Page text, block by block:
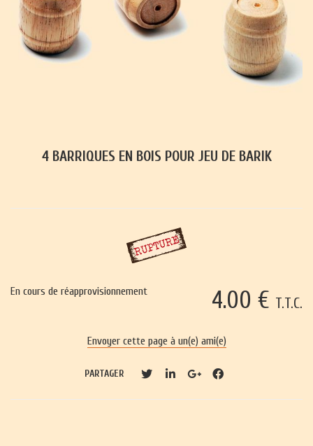
4 BARRIQUES EN BOIS POUR JEU DE BARIK
4.00 € T.T.C.
En cours de réapprovisionnement
Envoyer cette page à un(e) ami(e)
PARTAGER